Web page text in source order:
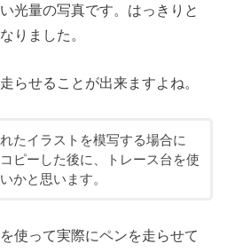
光量の写真です。はっきりと
りました。
らせることが出来ますよね。
たイラストを模写する場合に
ピーした後に、トレース台を使
かと思います。
使って実際にペンを走らせて